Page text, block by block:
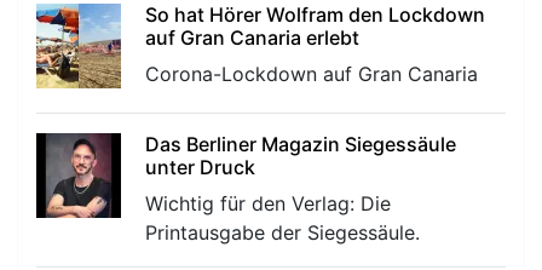
So hat Hörer Wolfram den Lockdown
auf Gran Canaria erlebt
Corona-Lockdown auf Gran Canaria
Das Berliner Magazin Siegessäule
unter Druck
Wichtig für den Verlag: Die
Printausgabe der Siegessäule.